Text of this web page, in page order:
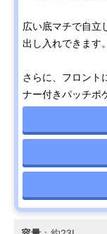
広い底マチで自立
出し入れできます。
さらに、フロント
ナー付きパッチポ